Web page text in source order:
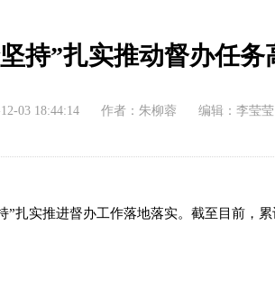
持”扎实推动督办任务
03 18:44:14 作者：朱柳蓉 编辑：李莹莹
”扎实推进督办工作落地落实。截至目前，